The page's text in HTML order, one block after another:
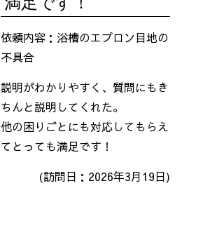
依頼内容：浴槽のエプロン目地の
不具合
説明がわかりやすく、質問にもき
ちんと説明してくれた。
他の困りごとにも対応してもらえ
てとっても満足です！
(訪問日：2026年3月19日)